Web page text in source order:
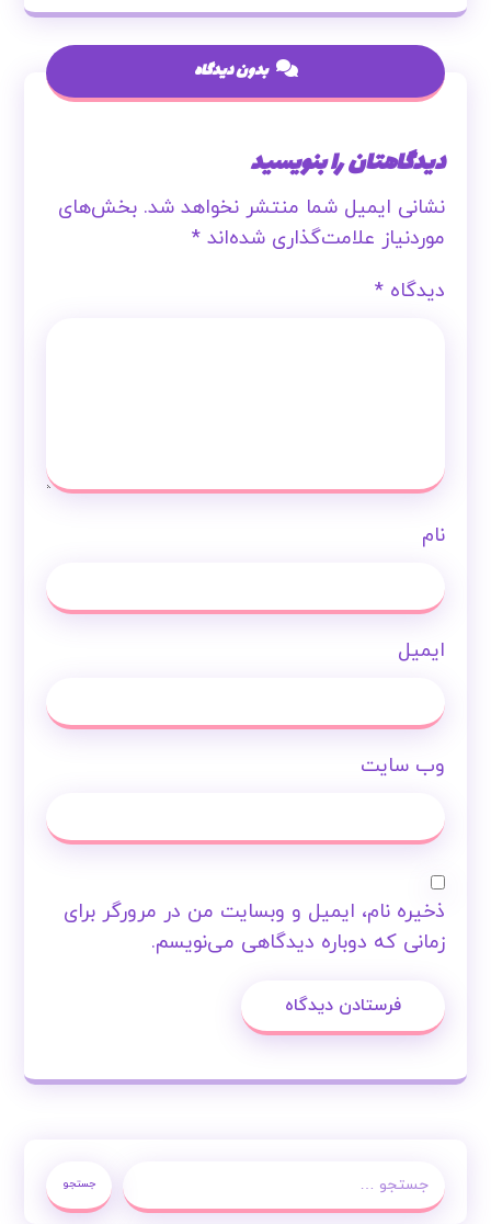
بدون دیدگاه
دیدگاهتان را بنویسید
نشانی ایمیل شما منتشر نخواهد شد. بخش‌های
موردنیاز علامت‌گذاری شده‌اند*
دیدگاه*
نام
ایمیل
وب‌ سایت
ذخیره نام، ایمیل و وبسایت من در مرورگر برای
زمانی که دوباره دیدگاهی می‌نویسم.
فرستادن دیدگاه
جستجو